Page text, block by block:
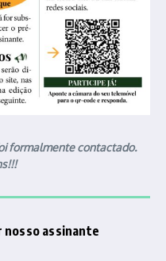
formalmente contactado.
nosso assinante